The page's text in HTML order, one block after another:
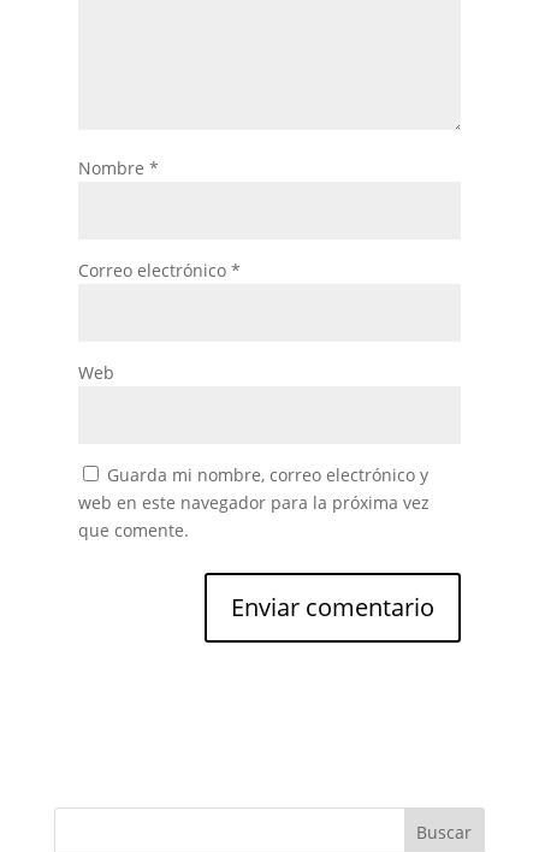
Nombre *
Correo electrónico *
Web
Guarda mi nombre, correo electrónico y
web en este navegador para la próxima vez
que comente.